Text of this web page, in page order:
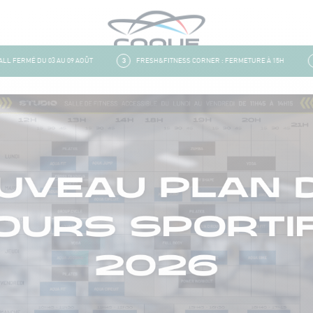
FERMÉ DU 03 AU 09 AOÛT FRESH&FITNESS CORNER : FERMETURE À 15H